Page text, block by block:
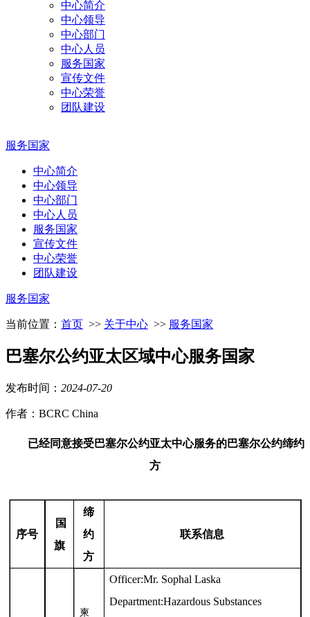
中心简介
中心领导
中心部门
中心人员
服务国家
宣传文件
中心荣誉
团队建设
服务国家
中心简介
中心领导
中心部门
中心人员
服务国家
宣传文件
中心荣誉
团队建设
服务国家
当前位置： 首页 >> 关于中心 >> 服务国家
巴塞尔公约亚太区域中心服务国家
发布时间： 2024-07-20
作者：BCRC China
已经同意接受巴塞尔公约亚太中心服务的巴塞尔公约缔约
方
序号
国
旗
缔
约
方
联系信息
柬
Officer:Mr. Sophal Laska
Department:Hazardous Substances